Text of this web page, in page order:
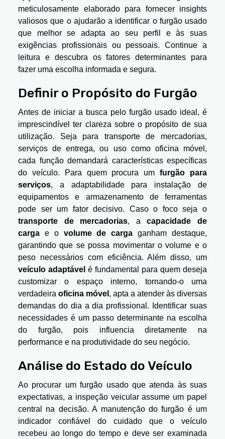
meticulosamente elaborado para fornecer insights
valiosos que o ajudarão a identificar o furgão usado
que melhor se adapta ao seu perfil e às suas
exigências profissionais ou pessoais. Continue a
leitura e descubra os fatores determinantes para
fazer uma escolha informada e segura.
Definir o Propósito do Furgão
Antes de iniciar a busca pelo furgão usado ideal, é
imprescindível ter clareza sobre o propósito de sua
utilização. Seja para transporte de mercadorias,
serviços de entrega, ou uso como oficina móvel,
cada função demandará características específicas
do veículo. Para quem procura umfurgão para
serviços, a adaptabilidade para instalação de
equipamentos e armazenamento de ferramentas
pode ser um fator decisivo. Caso o foco seja o
transporte de mercadorias, acapacidade de
carga e o volume de carga ganham destaque,
garantindo que se possa movimentar o volume e o
peso necessários com eficiência. Além disso, um
veículo adaptável é fundamental para quem deseja
customizar o espaço interno, tornando-o uma
verdadeira oficina móvel , apta a atender às diversas
demandas do dia a dia profissional. Identificar suas
necessidades é um passo determinante na escolha
do furgão, pois influencia diretamente na
performance e na produtividade do seu negócio.
Análise do Estado do Veículo
Ao procurar um furgão usado que atenda às suas
expectativas, a inspeção veicular assume um papel
central na decisão. A manutenção do furgão é um
indicador confiável do cuidado que o veículo
recebeu ao longo do tempo e deve ser examinada